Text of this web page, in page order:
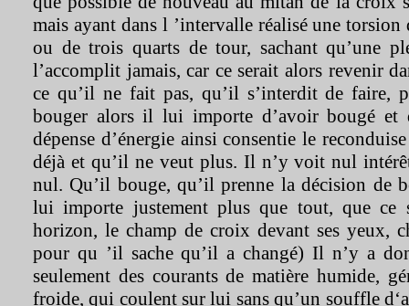
mais ayant dans l ’intervalle réalisé une torsion
ou de trois quarts de tour, sachant qu’une
l’accomplit jamais, car ce serait alors revenir
ce qu’il ne fait pas, qu’il s’interdit de faire,
bouger alors il lui importe d’avoir bougé et
dépense d’énergie ainsi consentie le
déjà et qu’il ne veut plus. Il n’y voit nul
nul. Qu’il bouge, qu’il prenne la décision de
lui importe justement plus que tout, que ce
horizon, le champ de croix devant ses yeux,
pour qu ’il sache qu’il a changé) Il n’y a
seulement des courants de matière humide,
froide, qui coulent sur lui sans qu’un souffle